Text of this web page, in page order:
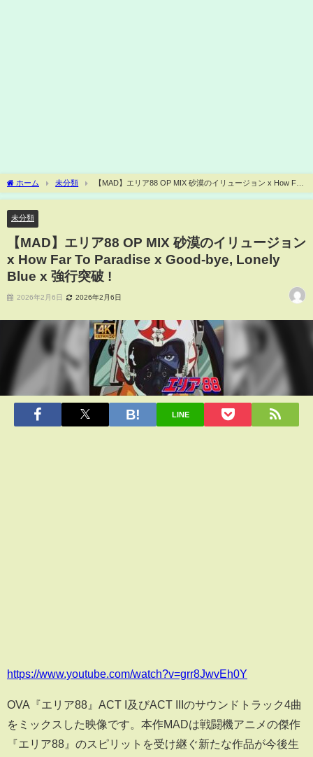
ホーム 未分類
【MAD】エリア88 OP MIX 砂漠のイリュージョン x How Far
To Paradise x Good-bye, Lonely Blue x 強行突破 !
未分類
【MAD】エリア88 OP MIX 砂漠のイリュージョン
x How Far To Paradise x Good-bye, Lonely
Blue x 強行突破 !
2026年2月6日 2026年2月6日
LINE
https://www.youtube.com/watch?v=grr8JwvEh0Y
OVA『エリア88』ACT I及びACT IIIのサウンドトラック4曲
をミックスした映像です。本作MADは戦闘機アニメの傑作
『エリア88』のスピリットを受け継ぐ新たな作品が今後生